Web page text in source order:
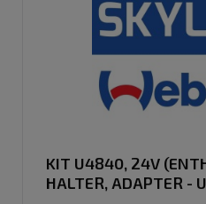
KIT U4840, 24V
HALTER, ADAPTER -